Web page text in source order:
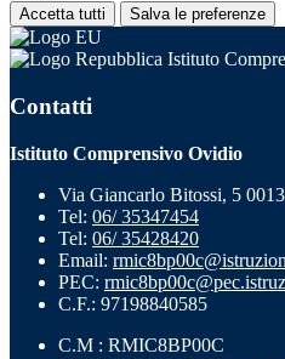
Accetta tutti Salva le preferenze
Istituto
Contatti
Istituto Comprensivo Ovidio
Via Giancarlo Bitossi, 5
Tel: 06/ 35347454
Tel: 06/ 35428420
Email:
PEC:
C.F.: 97198840585
C.M : RMIC8BP00C